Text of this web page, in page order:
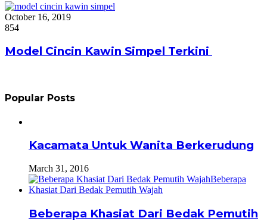
October 16, 2019
854
Model Cincin Kawin Simpel Terkini
Popular Posts
Kacamata Untuk Wanita Berkerudung
March 31, 2016
Beberapa Khasiat Dari Bedak Pemutih